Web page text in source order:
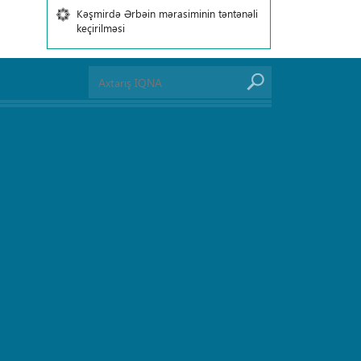
Kəşmirdə Ərbəin mərasiminin təntənəli
keçirilməsi